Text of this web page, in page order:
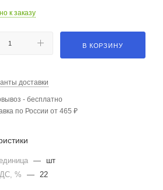
к заказу
В КОРЗИНУ
доставки
- бесплатно
по России от 465 ₽
—
шт
%
— 22